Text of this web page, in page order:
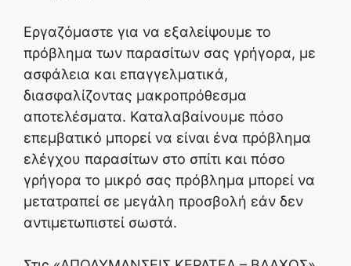
Εργαζόμαστε για να εξαλείψουμε το
πρόβλημα των παρασίτων σας γρήγορα, με
ασφάλεια και επαγγελματικά,
διασφαλίζοντας μακροπρόθεσμα
αποτελέσματα. Καταλαβαίνουμε πόσο
επεμβατικό μπορεί να είναι ένα πρόβλημα
ελέγχου παρασίτων στο σπίτι και πόσο
γρήγορα το μικρό σας πρόβλημα μπορεί να
μετατραπεί σε μεγάλη προσβολή εάν δεν
αντιμετωπιστεί σωστά.